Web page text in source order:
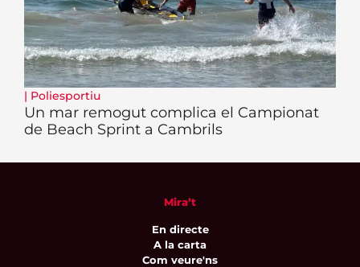
| Poliesportiu
Un mar remogut complica el Campionat
de Beach Sprint a Cambrils
Mira’t
En directe
A la carta
Com veure'ns